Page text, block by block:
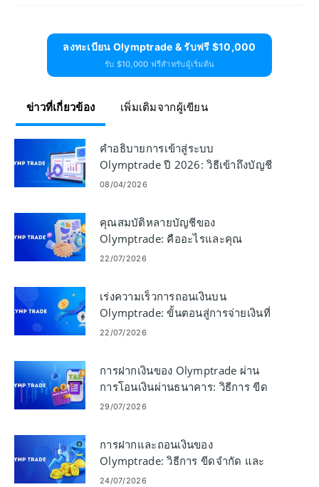
ลงทะเบียน Olymptrade & รับฟรี $10,000
รับ $10,000 ฟรีสำหรับผู้เริ่มต้น
ข่าวที่เกี่ยวข้อง เพิ่มเติมจากผู้เขียน
คำอธิบายการเข้าสู่ระบบ
Olymptrade ปี 2026: วิธีเข้าถึงบัญชี
ของคุณอย่างปลอดภัยและรวดเร็ว
08/04/2026
คุณสมบัติหลายบัญชีของ
Olymptrade: คืออะไรและคุณ
ประโยชน์หลัก
22/07/2026
เร่งความเร็วการถอนเงินบน
Olymptrade: ขั้นตอนสู่การจ่ายเงินที่
เร็วขึ้น
22/07/2026
การฝากเงินของ Olymptrade ผ่าน
การโอนเงินผ่านธนาคาร: วิธีการ ขีด
จำกัด และเวลา
29/07/2026
การฝากและถอนเงินของ
Olymptrade: วิธีการ ขีดจำกัด และ
เวลาดำเนินการ
24/07/2026